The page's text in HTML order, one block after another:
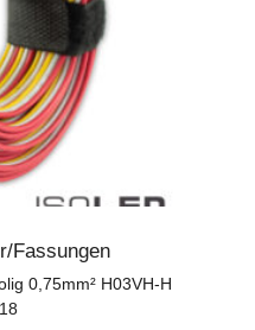
Fassungen
0,75mm² H03VH-H